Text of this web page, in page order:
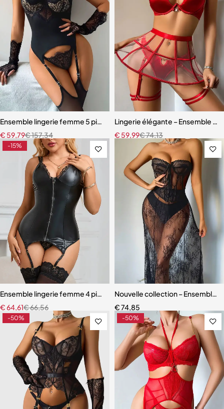
Ensemble lingerie femme 5 pièces – Dentelle ajourée avec bas
€157,34
€ 59,79
Lingerie élégante – Ensemble
€74,13
€ 59,99
-15%
Ensemble lingerie femme 4 pièces – Cuir PU et dentelle respirante
€66,56
€64,61
Nouvelle collection – Ensemble
€74,85
-50% -50%